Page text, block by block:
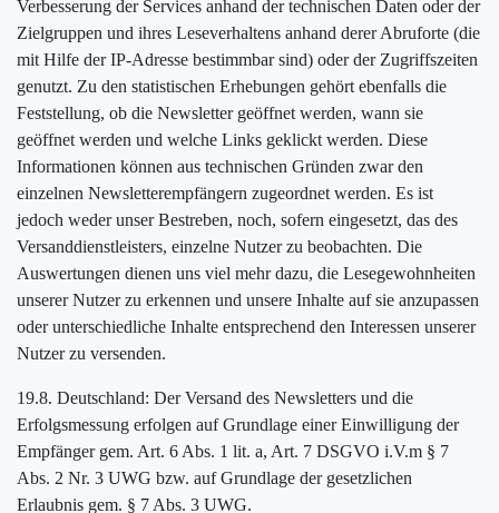
Verbesserung der Services anhand der technischen Daten oder der
Zielgruppen und ihres Leseverhaltens anhand derer Abruforte (die
mit Hilfe der IP-Adresse bestimmbar sind) oder der Zugriffszeiten
genutzt. Zu den statistischen Erhebungen gehört ebenfalls die
Feststellung, ob die Newsletter geöffnet werden, wann sie
geöffnet werden und welche Links geklickt werden. Diese
Informationen können aus technischen Gründen zwar den
einzelnen Newsletterempfängern zugeordnet werden. Es ist
jedoch weder unser Bestreben, noch, sofern eingesetzt, das des
Versanddienstleisters, einzelne Nutzer zu beobachten. Die
Auswertungen dienen uns viel mehr dazu, die Lesegewohnheiten
unserer Nutzer zu erkennen und unsere Inhalte auf sie anzupassen
oder unterschiedliche Inhalte entsprechend den Interessen unserer
Nutzer zu versenden.
19.8. Deutschland: Der Versand des Newsletters und die
Erfolgsmessung erfolgen auf Grundlage einer Einwilligung der
Empfänger gem. Art. 6 Abs. 1 lit. a, Art. 7 DSGVO i.V.m § 7
Abs. 2 Nr. 3 UWG bzw. auf Grundlage der gesetzlichen
Erlaubnis gem. § 7 Abs. 3 UWG.